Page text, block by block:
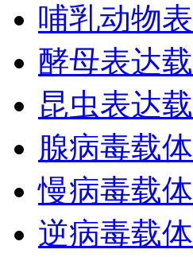
哺乳动物
酵母表达
昆虫表达
腺病毒载体
慢病毒载体
逆病毒载体